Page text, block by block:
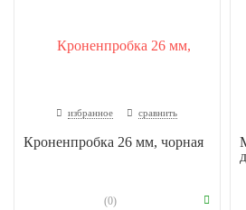
избранное сравнить
Кроненпробка 26 мм, чорная
(0)